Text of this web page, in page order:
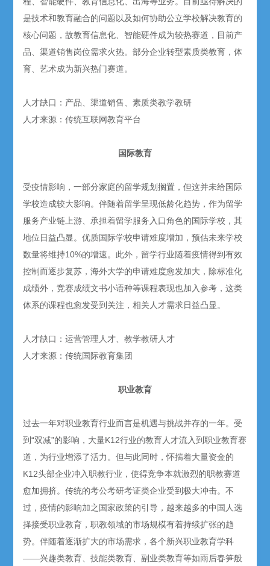
是技术和教育融合的问题以及如何协助公立学校解决教育的
核心问题，故教育信息化、智能硬件成为较热赛道，目前产
品、渠道销售岗位需求火热。部分企业转型素质类教育，体
育、艺术成为新兴热门赛道。
人才缺口：产品、渠道销售、素质类教学教研
人才来源：传统互联网教育平台
国际教育
受疫情影响，一部分家庭的留学规划搁置，但这并未给国际
学校造成较大影响。伴随着留学呈现低龄化趋势，作为留学
服务产业链上游、承担着留学服务入口角色的国际学校，其
地位日益凸显。优质国际学校申请难度增加，预估未来学校
数量将维持10%的增速。此外，留学行业随着疫情得到有效
控制而逐步复苏，海外大学的申请难度愈发加大，除标准化
成绩外，竞赛成绩文书小语种等课程表现也加入参考，这类
体系的课程也愈发受到关注，相关人才需求日益凸显。
人才缺口：运营管理人才、教学教研人才
人才来源：传统国际教育集团
职业教育
过去一年对职业教育行业而言是机遇与挑战并存的一年。受
到“双减”的影响，大量K12行业的教育人才流入到职业教育赛
道，为行业增添了活力。但与此同时，怀揣着大量资金的
K12头部企业冲入职教行业，使得竞争本就激烈的职教赛道
愈加拥挤。传统的考公考研考证类企业受到极大冲击。不
过，疫情的影响加之国家政策的引导，越来越多的中国人选
择接受职业教育，职教领域的市场规模有着持续扩张的趋
势。伴随着逐渐扩大的市场需求，各个新兴职业教育学科
——兴趣类教育、技能类教育、副业类教育等如雨后春笋般